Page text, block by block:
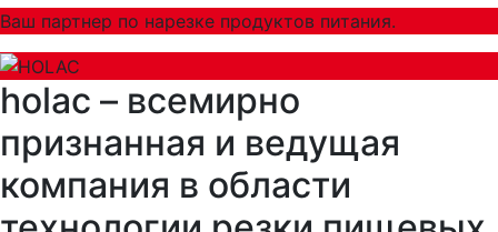
Ваш партнер по нарезке продуктов питания.
holac – всемирно
признанная и ведущая
компания в области